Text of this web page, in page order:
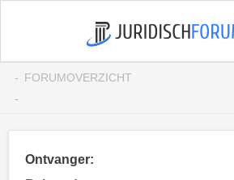
FORUMOVERZICHT
Ontvanger: